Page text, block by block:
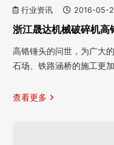
行业资讯 2016-05-
浙江晟达机械破碎机高
高铬锤头的问世，为广大
石场、铁路涵桥的施工更
查看更多